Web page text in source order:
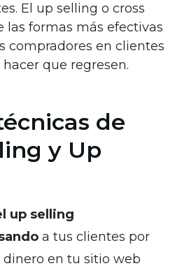
El up selling o cross
las formas más efectivas
compradores en clientes
que regresen.
de
y Up
up selling
a tus clientes por
dinero en tu sitio web